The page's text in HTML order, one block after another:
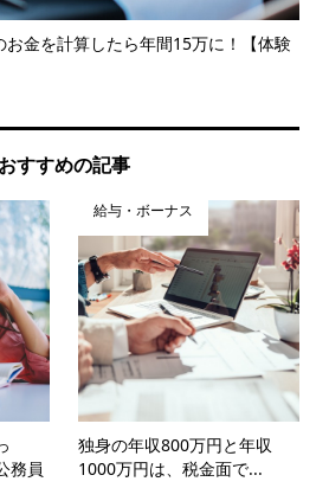
金を計算したら年間15万に！【体験
おすすめの記事
務員
給与・ボーナス
独身の年収800万円と年収
1000万円は、税金面で...